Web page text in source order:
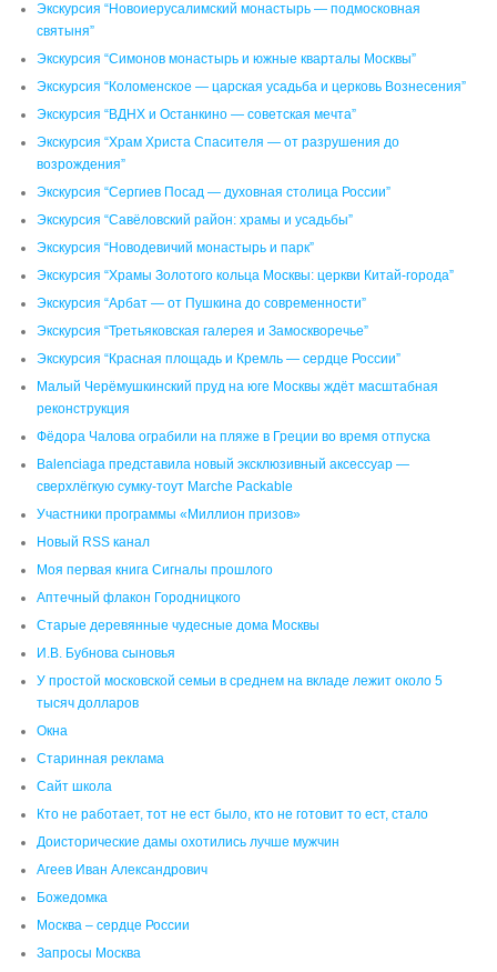
Экскурсия “Новоиерусалимский монастырь — подмосковная
святыня”
Экскурсия “Симонов монастырь и южные кварталы Москвы”
Экскурсия “Коломенское — царская усадьба и церковь Вознесения”
Экскурсия “ВДНХ и Останкино — советская мечта”
Экскурсия “Храм Христа Спасителя — от разрушения до
возрождения”
Экскурсия “Сергиев Посад — духовная столица России”
Экскурсия “Савёловский район: храмы и усадьбы”
Экскурсия “Новодевичий монастырь и парк”
Экскурсия “Храмы Золотого кольца Москвы: церкви Китай-города”
Экскурсия “Арбат — от Пушкина до современности”
Экскурсия “Третьяковская галерея и Замоскворечье”
Экскурсия “Красная площадь и Кремль — сердце России”
Малый Черёмушкинский пруд на юге Москвы ждёт масштабная
реконструкция
Фёдора Чалова ограбили на пляже в Греции во время отпуска
Balenciaga представила новый эксклюзивный аксессуар —
сверхлёгкую сумку-тоут Marche Packable
Участники программы «Миллион призов»
Новый RSS канал
Моя первая книга Сигналы прошлого
Аптечный флакон Городницкого
Старые деревянные чудесные дома Москвы
И.В. Бубнова сыновья
У простой московской семьи в среднем на вкладе лежит около 5
тысяч долларов
Окна
Старинная реклама
Сайт школа
Кто не работает, тот не ест было, кто не готовит то ест, стало
Доисторические дамы охотились лучше мужчин
Агеев Иван Александрович
Божедомка
Москва – сердце России
Запросы Москва